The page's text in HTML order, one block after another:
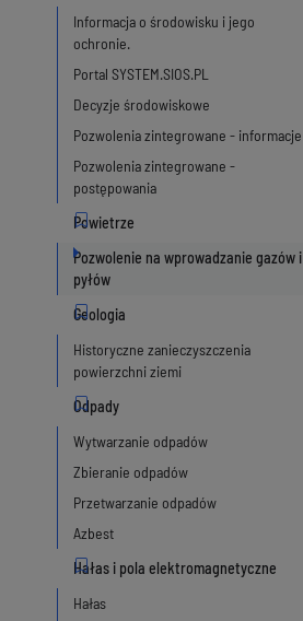
Informacja o środowisku i jego
ochronie.
Portal SYSTEM.SIOS.PL
Decyzje środowiskowe
Pozwolenia zintegrowane - informacje
Pozwolenia zintegrowane -
postępowania
Pozwolenie na wprowadzanie gazów i
pyłów
Historyczne zanieczyszczenia
powierzchni ziemi
Wytwarzanie odpadów
Zbieranie odpadów
Przetwarzanie odpadów
Azbest
Hałas